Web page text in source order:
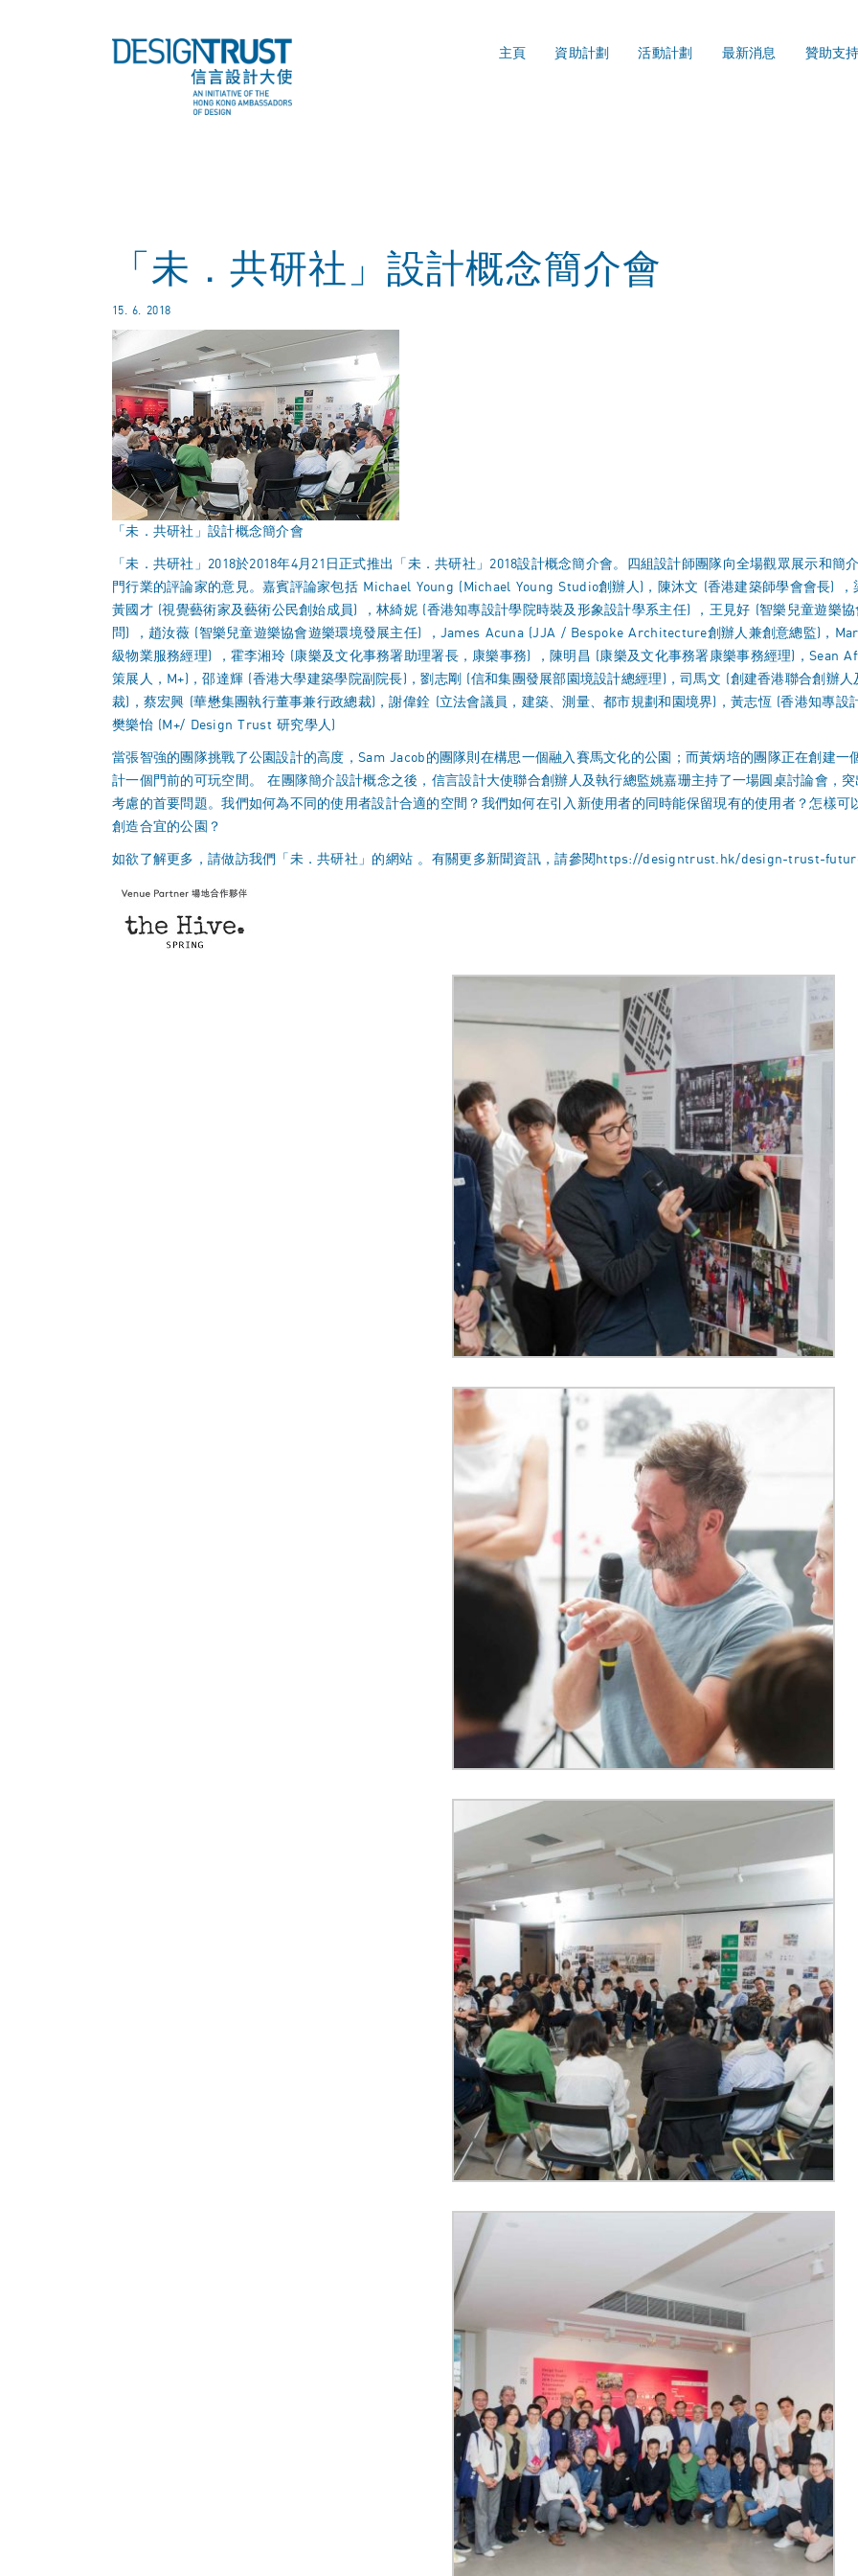
主頁 資助計劃 活動計劃 最新消息 贊助支持
「未．共研社」設計概念簡介會
15. 6. 2018
「未．共研社」設計概念簡介會
「未．共研社」2018於2018年4月21日正式推出「未．共研社」2018設計概念簡介會。四組設計師團隊向全場觀眾展示和
門行業的評論家的意見。嘉賓評論家包括 Michael Young (Michael Young Studio創辦人)，陳沐文 (香港建築師學會會長)
黃國才 (視覺藝術家及藝術公民創始成員) ，林綺妮 (香港知專設計學院時裝及形象設計學系主任) ，王見好 (智樂兒童遊樂
問) ，趙汝薇 (智樂兒童遊樂協會遊樂環境發展主任) ，James Acuna (JJA / Bespoke Architecture創辦人兼創意總監)，
級物業服務經理) ，霍李湘玲 (康樂及文化事務署助理署長，康樂事務) ，陳明昌 (康樂及文化事務署康樂事務經理)，Sean
策展人，M+)，邵達輝 (香港大學建築學院副院長)，劉志剛 (信和集團發展部園境設計總經理)，司馬文 (創建香港聯合創辦
裁)，蔡宏興 (華懋集團執行董事兼行政總裁)，謝偉銓 (立法會議員，建築、測量、都市規劃和園境界)，黃志恆 (香港知專
樊樂怡 (M+/ Design Trust 研究學人)
當張智強的團隊挑戰了公園設計的高度，Sam Jacob的團隊則在構思一個融入賽馬文化的公園；而黃炳培的團隊正在創建
計一個門前的可玩空間。 在團隊簡介設計概念之後，信言設計大使聯合創辦人及執行總監姚嘉珊主持了一場圓桌討論會，
考慮的首要問題。我們如何為不同的使用者設計合適的空間？我們如何在引入新使用者的同時能保留現有的使用者？怎樣可
創造合宜的公園？
如欲了解更多，請做訪我們「未．共研社」的網站 。有關更多新聞資訊，請參閱 https://designtrust.hk/design-trust-